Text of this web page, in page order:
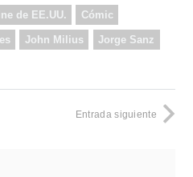
de EE.UU. Cómic
John Milius Jorge Sanz
Entrada siguiente